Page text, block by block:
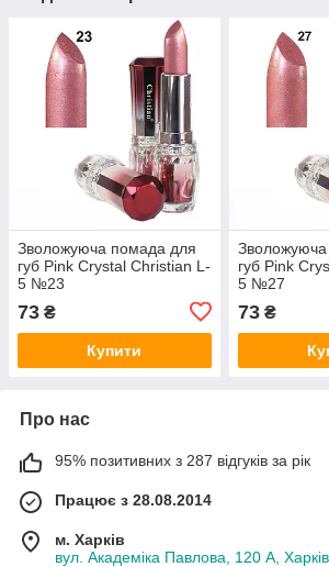
Зволожуюча помада для
губ Pink Crystal Christian L-
5 №23
73 ₴
Купити
губ Pink
5 №27
73₴
Про нас
95% позитивних з 287 відгуків за рік
Працює з 28.08.2014
м. Харків
вул. Академіка Павлова, 120 А,